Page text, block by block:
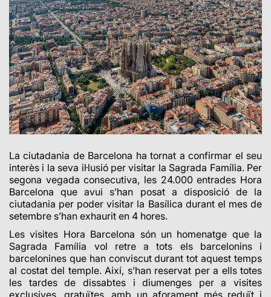
La ciutadania de Barcelona ha tornat a confirmar el seu
interès i la seva il·lusió per visitar la Sagrada Família. Per
segona vegada consecutiva, les 24.000 entrades Hora
Barcelona que avui s’han posat a disposició de la
ciutadania per poder visitar la Basílica durant el mes de
setembre s’han exhaurit en 4 hores.
Les visites Hora Barcelona són un homenatge que la
Sagrada Família vol retre a tots els barcelonins i
barcelonines que han conviscut durant tot aquest temps
al costat del temple. Així, s’han reservat per a ells totes
les tardes de dissabtes i diumenges per a visites